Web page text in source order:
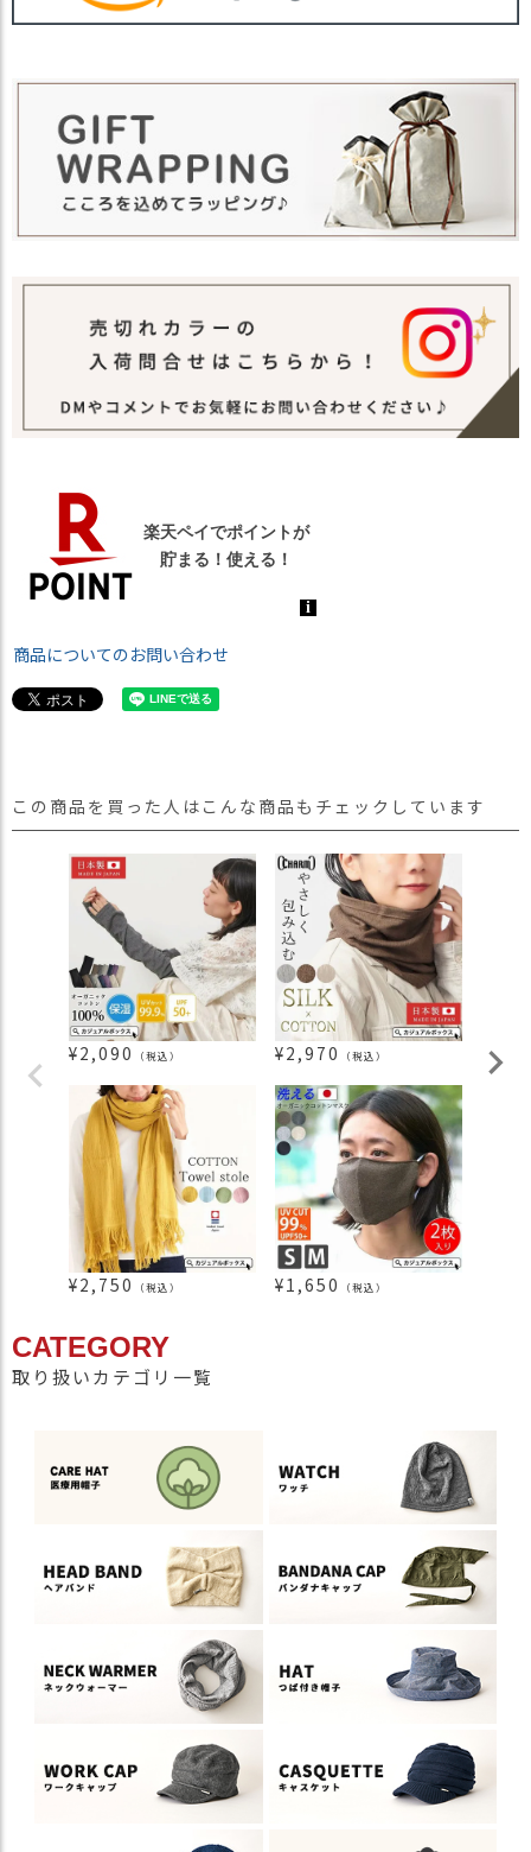
・クリームグレー CREAM GRAY
・ダークグレー 灰色 DARK GRAY
・ライトグレー ねずみ色 LIGHT GRAY
・ネイビー 紺色 NAVY
・パープル 紫色 PURPLE
商品についてのお問い合わせ
この商品を買った人はこんな商品もチェックしています
¥2,090 （税込） ¥2,970 （税込） ¥
¥2,750 （税込） ¥1,650 （税込）
CATEGORY
取り扱いカテゴリ一覧